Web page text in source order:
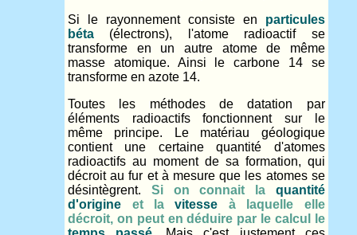
Si le rayonnement consiste en particules
béta (électrons), l'atome radioactif se
transforme en un autre atome de même
masse atomique. Ainsi le carbone 14 se
transforme en azote 14.
Toutes les méthodes de datation par
éléments radioactifs fonctionnent sur le
même principe. Le matériau géologique
contient une certaine quantité d'atomes
radioactifs au moment de sa formation, qui
décroit au fur et à mesure que les atomes se
désintègrent. Si on connait la quantité
d'origine et lavitesse à laquelle elle
décroit, on peut en déduire par le calcul le